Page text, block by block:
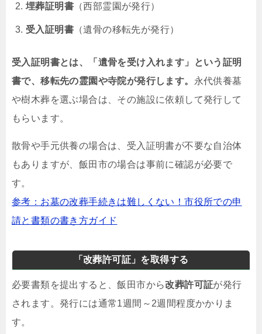
埋葬証明書 （西部霊園が発行）
受入証明書 （遺骨の移転先が発行）
受入証明書とは、「遺骨を受け入れます」という証明
書で、移転先の霊園や寺院が発行します。 永代供養墓
や樹木葬を選ぶ場合は、その施設に依頼して発行して
もらいます。
散骨や手元供養の場合は、受入証明書が不要な自治体
もありますが、飯田市の場合は事前に確認が必要で
す。
参考：お墓の改葬手続きは難しくない！市役所での申
請と書類の書き方ガイド
「改葬許可証」を取得する
必要書類を提出すると、飯田市から改葬許可証が発行
されます。発行には通常1週間～2週間程度かかりま
す。